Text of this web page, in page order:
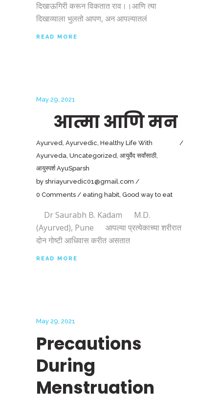
दिखाऊगिरी करून विकतात राव।।आणि त्या
दिखाव्याला भुलतो आपण, अन आपल्यातलं
READ MORE
May 29, 2021
आत्मा आणि मन
Ayurved, Ayurvedic, Healthy Life With
Ayurveda, Uncategorized, आयुर्वेद सर्वांसाठी,
आयुस्पर्श AyuSparsh
by shriayurvedic01@gmail.com
0 Comments
eating habit, Good way to eat
Dr Saurabh B. Kadam M.D.
(Ayurved), Pune आपल्या प्रत्येकाच्या शरीरात
दोन गोष्टी आधिवास करीत असतात
READ MORE
May 29, 2021
Precautions
During
Menstruation